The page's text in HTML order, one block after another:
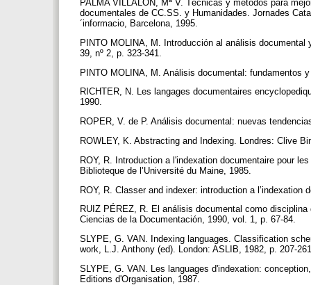
PALMA VILLALON, Mª V. Técnicas y métodos para
documentales de CC.SS. y Humanidades. Jornades
´informacio, Barcelona, 1995.
PINTO MOLINA, M. Introducción al análisis
39, nº 2, p. 323-341.
PINTO MOLINA, M. Análisis documental: fundamentos
RICHTER, N. Les langages documentaires
1990.
ROPER, V. de P. Análisis documental: nuevas
ROWLEY, K. Abstracting and Indexing. Londres: Clive
ROY, R. Introduction a l'indexation documentaire pour
Biblioteque de l’Université du Maine, 1985.
ROY, R. Classer and indexer: introduction a
RUIZ PÉREZ, R. El análisis documental como
Ciencias de la Documentación, 1990, vol. 1, p. 67-84.
SLYPE, G. VAN. Indexing languages. Classification
work, L.J. Anthony (ed). London: ASLIB, 1982, p. 207-
SLYPE, G. VAN. Les languages d'indexation:
Editions d'Organisation, 1987.